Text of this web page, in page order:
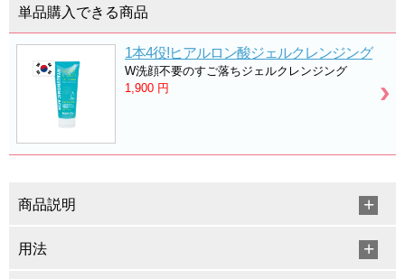
単品購入できる商品
1本4役!ヒアルロン酸ジェルクレンジング
W洗顔不要のすご落ちジェルクレンジング
1,900 円
商品説明
用法